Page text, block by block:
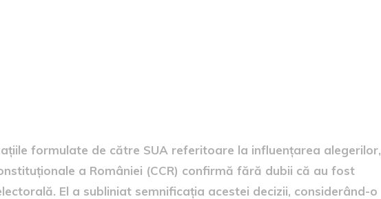
formulate de către SUA referitoare la influențarea alegerilor,
a României (CCR) confirmă fără dubii că au fost
El a subliniat semnificația acestei decizii, considerând-o